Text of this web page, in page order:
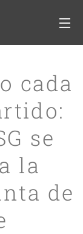
cada
se
la
de